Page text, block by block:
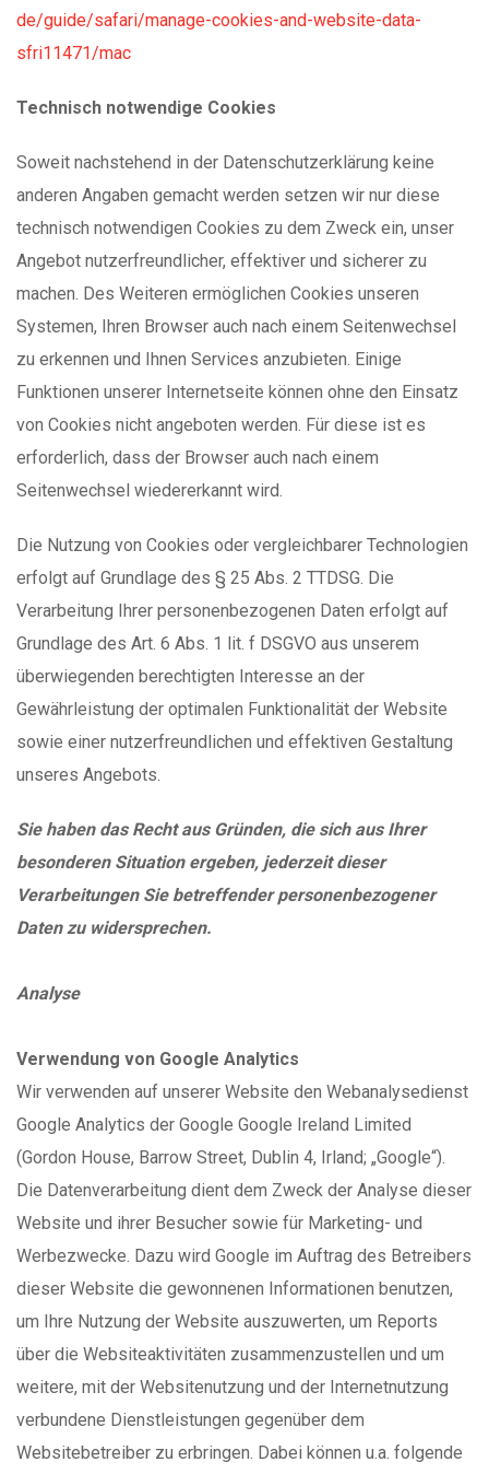
de/guide/safari/manage-cookies-and-website-data-
sfri11471/mac
Technisch notwendige Cookies
Soweit nachstehend in der Datenschutzerklärung keine
anderen Angaben gemacht werden setzen wir nur diese
technisch notwendigen Cookies zu dem Zweck ein, unser
Angebot nutzerfreundlicher, effektiver und sicherer zu
machen. Des Weiteren ermöglichen Cookies unseren
Systemen, Ihren Browser auch nach einem Seitenwechsel
zu erkennen und Ihnen Services anzubieten. Einige
Funktionen unserer Internetseite können ohne den Einsatz
von Cookies nicht angeboten werden. Für diese ist es
erforderlich, dass der Browser auch nach einem
Seitenwechsel wiedererkannt wird.
Die Nutzung von Cookies oder vergleichbarer Technologien
erfolgt auf Grundlage des § 25 Abs. 2 TTDSG. Die
Verarbeitung Ihrer personenbezogenen Daten erfolgt auf
Grundlage des Art. 6 Abs. 1 lit. f DSGVO aus unserem
überwiegenden berechtigten Interesse an der
Gewährleistung der optimalen Funktionalität der Website
sowie einer nutzerfreundlichen und effektiven Gestaltung
unseres Angebots.
Sie haben das Recht aus Gründen, die sich aus Ihrer
besonderen Situation ergeben, jederzeit dieser
Verarbeitungen Sie betreffender personenbezogener
Daten zu widersprechen.
Analyse
Verwendung von Google Analytics
Wir verwenden auf unserer Website den Webanalysedienst
Google Analytics der Google Google Ireland Limited
(Gordon House, Barrow Street, Dublin 4, Irland; „Google“).
Die Datenverarbeitung dient dem Zweck der Analyse dieser
Website und ihrer Besucher sowie für Marketing- und
Werbezwecke. Dazu wird Google im Auftrag des Betreibers
dieser Website die gewonnenen Informationen benutzen,
um Ihre Nutzung der Website auszuwerten, um Reports
über die Websiteaktivitäten zusammenzustellen und um
weitere, mit der Websitenutzung und der Internetnutzung
verbundene Dienstleistungen gegenüber dem
Websitebetreiber zu erbringen. Dabei können u.a. folgende